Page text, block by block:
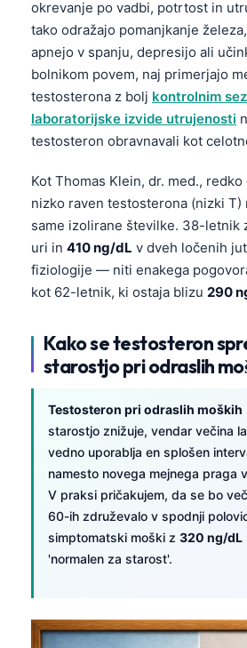
okrevanje po vadbi, potrtost in
tako odražajo pomanjkanje
apnejo v spanju, depresijo ali
bolnikom povem, naj primerjajo
testosterona z bolj kontrolnim
laboratorijske izvide utrujenosti
testosteron obravnavali kot
Kot Thomas Klein, dr. med.,
nizko raven testosterona (nizki T)
same izolirane številke. 38-letnik
uri in 410 ng/dL v dveh ločenih
fiziologije — niti enakega
kot 62-letnik, ki ostaja blizu 290
Kako se testosteron
starostjo pri odraslih
Testosteron pri odraslih moških
starostjo znižuje, vendar večina
vedno uporablja en splošen
namesto novega mejnega praga
V praksi pričakujem, da se bo
60-ih združevalo v spodnji
simptomatski moški z 320 ng/dL
'normalen za starost'.